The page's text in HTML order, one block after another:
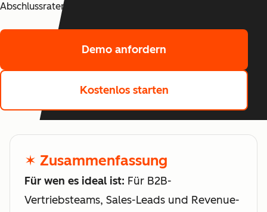
Abschlussraten.
Demo anfordern
Kostenlos starten
✶ Zusammenfassung
Für wen es ideal ist: Für B2B-
Vertriebsteams, Sales-Leads und Revenue-